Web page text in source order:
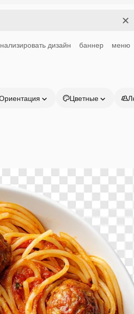
дизайн баннер меню
Цветные
ИИ
видео
голоса
Начать
Academy
Документация по
Пакету ИИ
Служба
поддержки
Условия и
положения